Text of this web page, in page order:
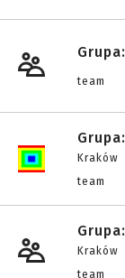
team
Kraków
team
Kraków
team